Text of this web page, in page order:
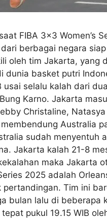
FIBA 3×3 Women’s
berbagai negara
oleh tim Jakarta,
basket putri
selalu kalah dari
Karno. Jakarta
Christaline,
Australia
sudah menyentuh
Jakarta kalah 21-8
maka
2025 adalah
Tim ini
bulan lalu di beberapa
pukul 19.15 WIB